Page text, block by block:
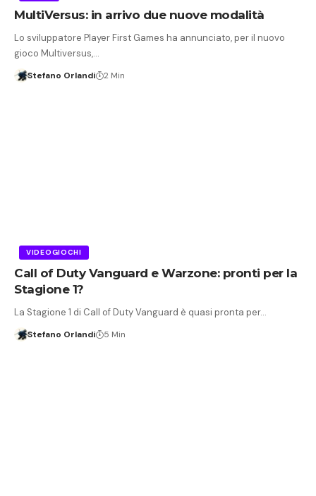
MultiVersus: in arrivo due nuove modalità
Lo sviluppatore Player First Games ha annunciato, per il nuovo
gioco Multiversus,…
Stefano Orlandi 2 Min
VIDEOGIOCHI
Call of Duty Vanguard e Warzone: pronti per la
Stagione 1?
La Stagione 1 di Call of Duty Vanguard è quasi pronta per…
Stefano Orlandi 5 Min